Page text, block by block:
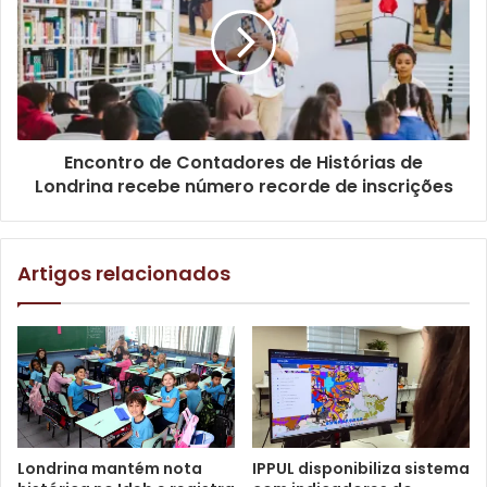
apontamentos identificados em anos anteriores, o que
possibilita maior potencial de eficácia às equipes
envolvidas no apoio e execução da operação.
Foto: Emerson Dias / Arquivo N.Com
Encontro de Contadores de Histórias de
Londrina recebe número recorde de inscrições
Artigos relacionados
Londrina mantém nota
IPPUL disponibiliza sistema